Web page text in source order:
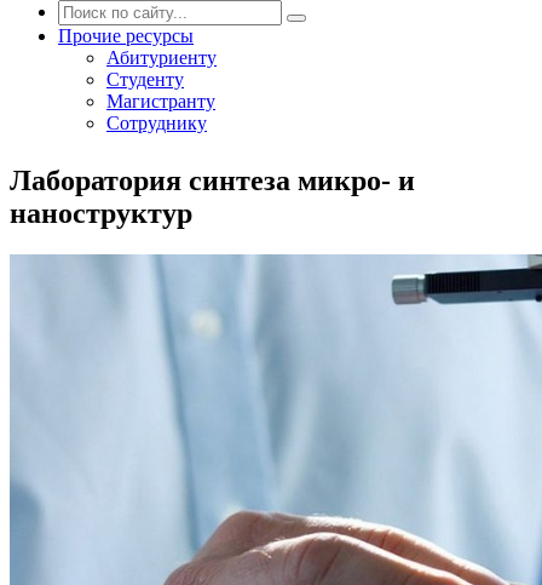
Прочие ресурсы
Абитуриенту
Студенту
Магистранту
Сотруднику
Лаборатория синтеза микро- и
наноструктур